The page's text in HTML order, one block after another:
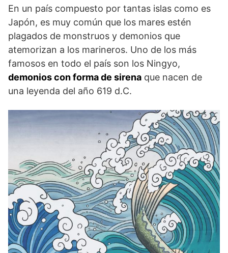
En un país compuesto por tantas islas como es
Japón, es muy común que los mares estén
plagados de monstruos y demonios que
atemorizan a los marineros. Uno de los más
famosos en todo el país son los Ningyo,
demonios con forma de sirena que nacen de
una leyenda del año 619 d.C.